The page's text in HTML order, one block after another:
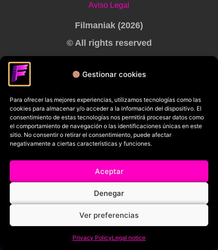
Gestionar cookies
Para ofrecer las mejores experiencias, utilizamos tecnologías como las
cookies para almacenar y/o acceder a la información del dispositivo. El
consentimiento de estas tecnologías nos permitirá procesar datos como
el comportamiento de navegación o las identificaciones únicas en este
sitio. No consentir o retirar el consentimiento, puede afectar
negativamente a ciertas características y funciones.
Aceptar
Denegar
Ver preferencias
Privacy PolicyLegal notice
Aviso Legal
Filmaniak (2026)
© All rights reserved